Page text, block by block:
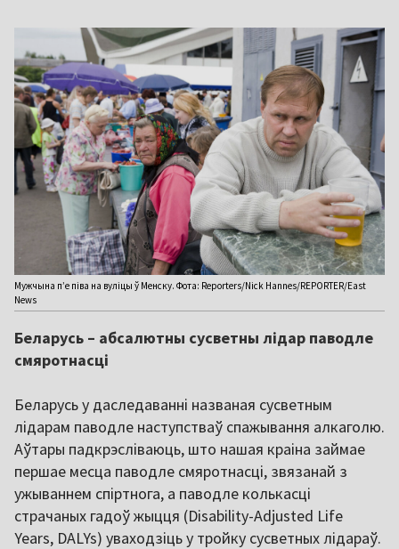
Мужчына пʼе піва на вуліцы ў Менску. Фота: Reporters/Nick Hannes/REPORTER/East
News
Беларусь – абсалютны сусветны лідар паводле
смяротнасці
Беларусь у даследаванні названая сусветным
лідарам паводле наступстваў спажывання алкаголю.
Аўтары падкрэсліваюць, што нашая краіна займае
першае месца паводле смяротнасці, звязанай з
ужываннем спіртнога, а паводле колькасці
страчаных гадоў жыцця (Disability-Adjusted Life
Years, DALYs) уваходзіць у тройку сусветных лідараў.